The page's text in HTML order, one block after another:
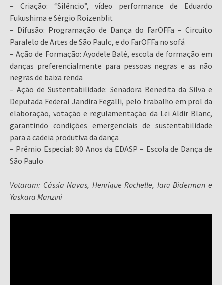
– Criação: “Silêncio”, vídeo performance de Eduardo
Fukushima e Sérgio Roizenblit
– Difusão: Programação de Dança do FarOFFa – Circuito
Paralelo de Artes de São Paulo, e do FarOFFa no sofá
– Ação de Formação: Ayodele Balé, escola de formação em
danças preferencialmente para pessoas negras e as não
negras de baixa renda
– Ação de Sustentabilidade: Senadora Benedita da Silva e
Deputada Federal Jandira Fegalli, pelo trabalho em prol da
elaboração, votação e regulamentação da Lei Aldir Blanc,
garantindo condições emergenciais de sustentabilidade
para a cadeia produtiva da dança
– Prêmio Especial: 80 Anos da EDASP – Escola de Dança de
São Paulo
Votaram: Cássia Navas, Henrique Rochelle, Iara Biderman e
Yaskara Manzini